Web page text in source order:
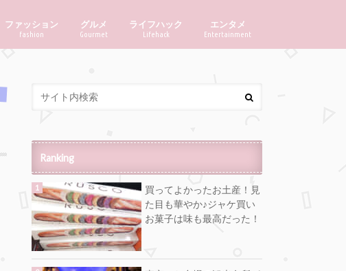
ファッション
fashion
グルメ
Gourmet
ライフハック
Lifehack
エンタメ
Entertainment
Ranking
買ってよかったお土産！見
た目も華やか♪ジャケ買い
お菓子は味も最高だった！